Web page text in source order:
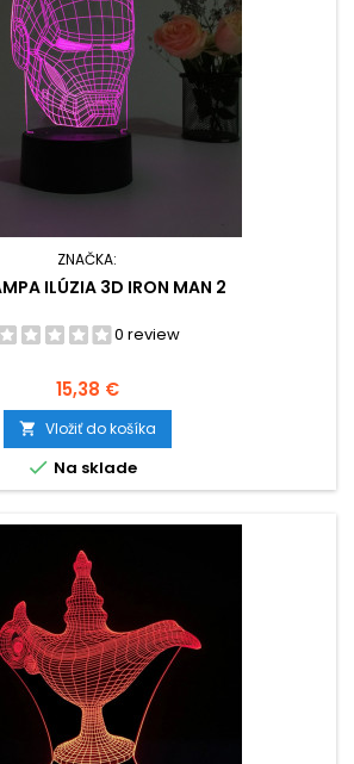
ZNAČKA:
ILÚZIA 3D IRON MAN 2
0 review
Cena
15,38 €
 Vložiť do košíka
 Na sklade